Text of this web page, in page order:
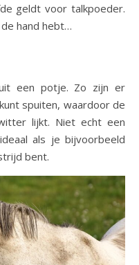
geldt voor talkpoeder.
hand hebt…
een potje. Zo zijn er
spuiten, waardoor de
lijkt. Niet echt een
als je bijvoorbeeld
bent.